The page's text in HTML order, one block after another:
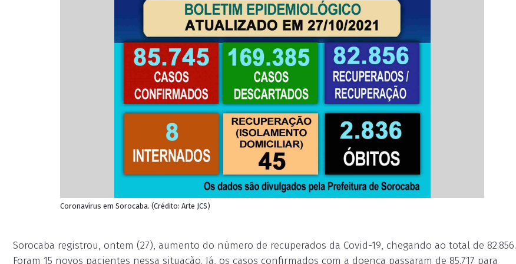
Coronavírus em Sorocaba. (Crédito: Arte JCS)
Sorocaba registrou, ontem (27), aumento do número de recuperados da Covid-19, chegando ao total de 82.856.
Foram 15 novos pacientes nessa situação. Já, os casos confirmados com a doença passaram de 85.717 para